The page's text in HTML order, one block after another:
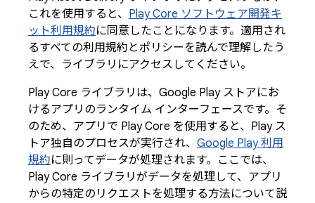
これを使用すると、 Play Core ソフトウェア開発キ
ット利用規約に同意したことになります。適用され
るすべての利用規約とポリシーを読んで理解したう
えで、ライブラリにアクセスしてください。
Play Core ライブラリは、Google Play ストアにお
けるアプリのランタイム インターフェースです。そ
のため、アプリで Play Core を使用すると、Play ス
トア独自のプロセスが実行され、 Google Play 利用
規約に則ってデータが処理されます。ここでは、
Play Core ライブラリがデータを処理して、アプリ
からの特定のリクエストを処理する方法について説